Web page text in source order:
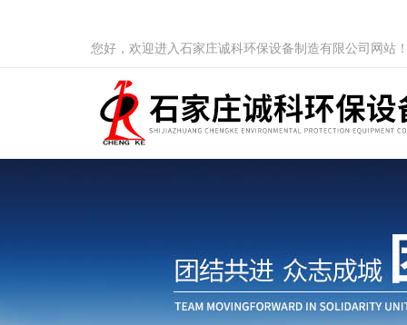
您好，欢迎进入石家庄诚科环保设备制造有限公司网站